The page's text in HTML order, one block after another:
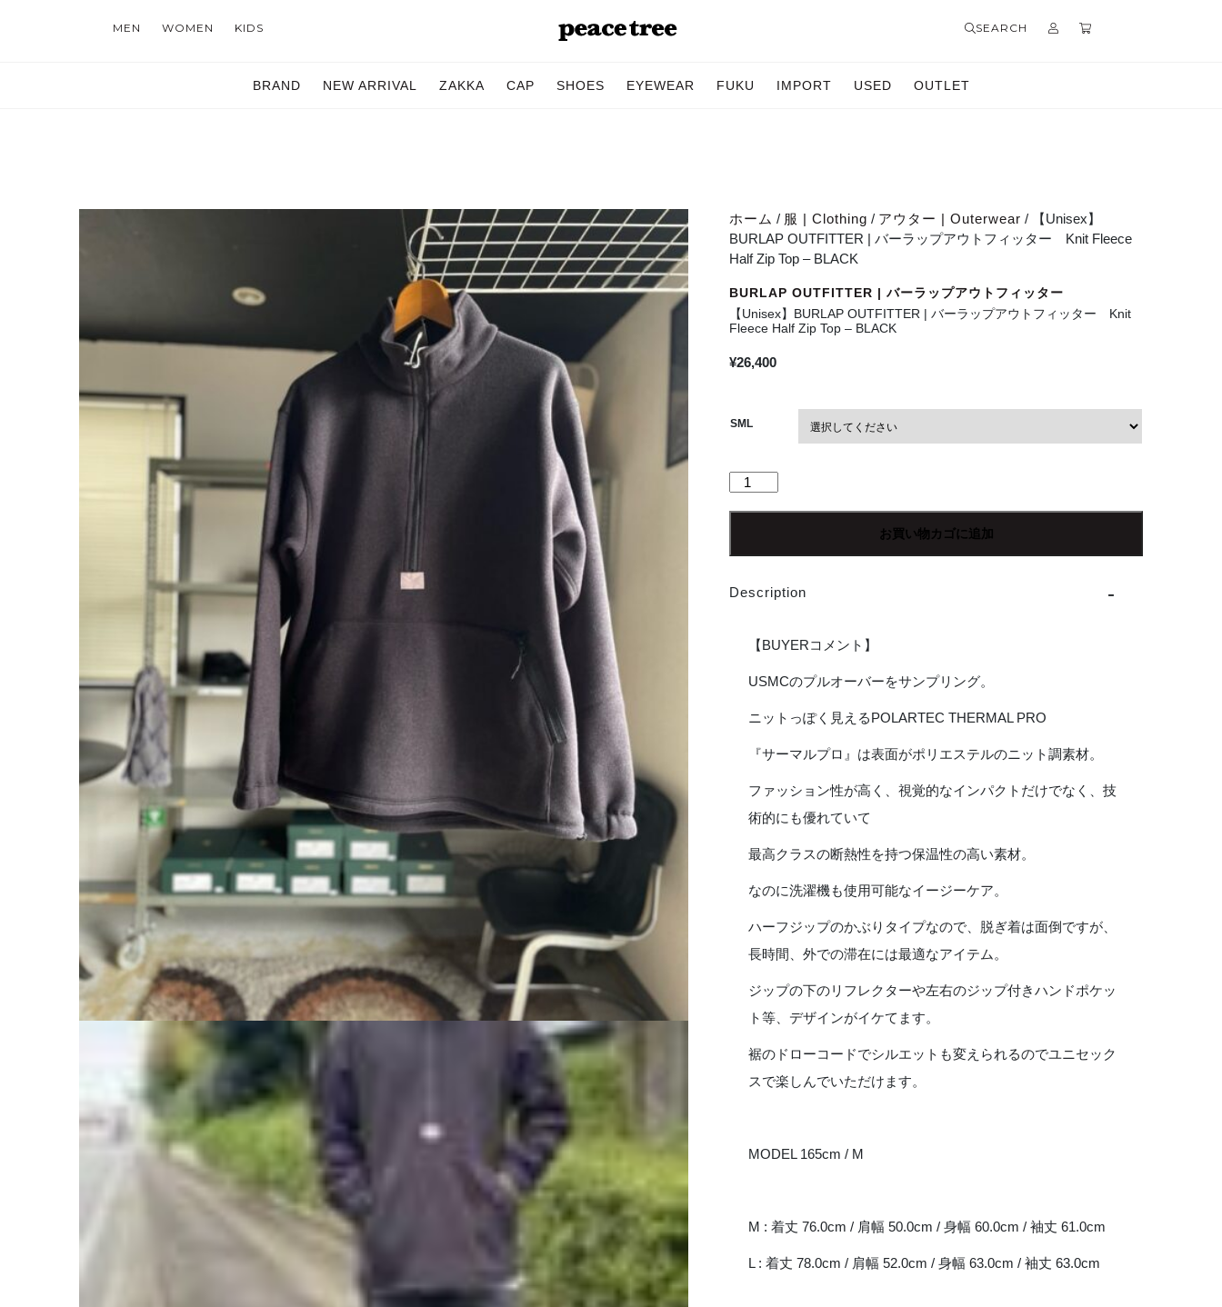
MEN WOMEN KIDS SEARCH
BRAND NEW ARRIVAL ZAKKA CAP SHOES EYEWEAR FUKU IMPORT USED OUTLET
ホーム / 服 | Clothing / アウター | Outerwear / 【Unisex】
BURLAP OUTFITTER | バーラップアウトフィッター Knit Fleece
Half Zip Top – BLACK
BURLAP OUTFITTER | バーラップアウトフィッター
【Unisex】BURLAP OUTFITTER | バーラップアウトフィッター Knit
Fleece Half Zip Top – BLACK
¥26,400
SML
【Unisex】
バ
ラ
ー
Knit
Half
お買い物カゴに追加
Description
【BUYERコメント】
USMCのプルオーバーをサンプリング。
ニットっぽく見えるPOLARTEC THERMAL PRO
『サーマルプロ』は表面がポリエステルのニット調素材。
ファッション性が高く、視覚的なインパクトだけでなく、技
術的にも優れていて
最高クラスの断熱性を持つ保温性の高い素材。
なのに洗濯機も使用可能なイージーケア。
ハーフジップのかぶりタイプなので、脱ぎ着は面倒ですが、
長時間、外での滞在には最適なアイテム。
ジップの下のリフレクターや左右のジップ付きハンドポケッ
ト等、デザインがイケてます。
裾のドローコードでシルエットも変えられるのでユニセック
スで楽しんでいただけます。
MODEL 165cm / M
M : 着丈 76.0cm / 肩幅 50.0cm / 身幅 60.0cm / 袖丈 61.0cm
L : 着丈 78.0cm / 肩幅 52.0cm / 身幅 63.0cm / 袖丈 63.0cm